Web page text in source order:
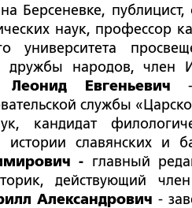
Берсеневке,
наук, профессор
университета
дружбы народов, член
Леонид Евгеньевич
службы «
кандидат
славянских и
- главный
действующий
Александрович-